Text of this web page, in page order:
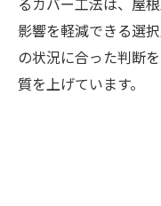
影響を軽減できる選
の状況に合った判断
質を上げています。